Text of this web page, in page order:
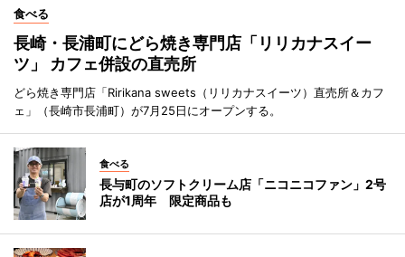
食べる
長崎・長浦町にどら焼き専門店「リリカナスイー
ツ」 カフェ併設の直売所
どら焼き専門店「Ririkana sweets（リリカナスイーツ）直売所＆カフ
ェ」（長崎市長浦町）が7月25日にオープンする。
食べる
長与町のソフトクリーム店「ニコニコファン」2号
店が1周年 限定商品も